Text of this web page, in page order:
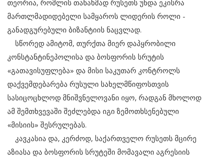
თეორია, რომლის თანახმად რუსეთს უნდა ეკისრა
მართლმადიდებელი სამყაროს ლიდერის როლი -
განადგურებული ბიზანტიის ნაცვლად.
სწორედ ამიტომ, თურქთა მიერ დაპყრობილი
კონსტანტინეპოლისა და ბოსფორის სრუტის
«გათავისუფლება» და მისი საკუთარ კონტროლს
დაქვემდებარება რუსული სახელმწიფოსთვის
სასიცოცხლოდ მნიშვნელოვანი იყო, რადგან მხოლოდ
ამ შემთხვევაში შეძლებდა იგი ზემოთხსენებული
«მისიის» შესრულებას.
კავკასია და, კერძოდ, საქართველო რუსეთს მცირე
აზიასა და ბოსფორის სრუტეში მომავალი აგრესიის